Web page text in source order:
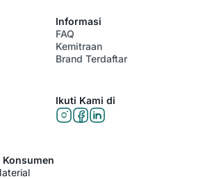
Informasi
FAQ
Kemitraan
Brand Terdaftar
Ikuti Kami di
Konsumen